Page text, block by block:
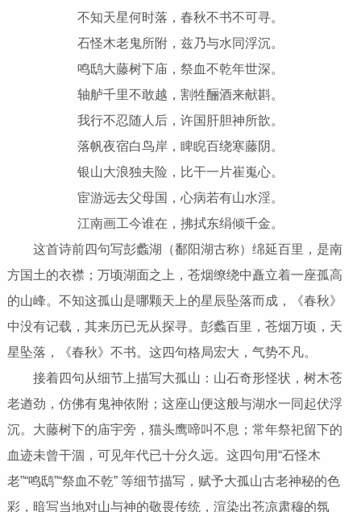
不知天星何时落，春秋不书不可寻。
石怪木老鬼所附，兹乃与水同浮沉。
鸣鸱大藤树下庙，祭血不乾年世深。
轴舻千里不敢越，割牲酾酒来献斟。
我行不忍随人后，许国肝胆神所歆。
落帆夜宿白鸟岸，睥睨百绕寒藤阴。
银山大浪独夫险，比干一片崔嵬心。
宦游远去父母国，心病若有山水淫。
江南画工今谁在，拂拭东绢倾千金。
这首诗前四句写彭蠡湖（鄱阳湖古称）绵延百里，是南
方国土的衣襟；万顷湖面之上，苍烟缭绕中矗立着一座孤高
的山峰。不知这孤山是哪颗天上的星辰坠落而成，《春秋》
中没有记载，其来历已无从探寻。彭蠡百里，苍烟万顷，天
星坠落，《春秋》不书。这四句格局宏大，气势不凡。
接着四句从细节上描写大孤山：山石奇形怪状，树木苍
老遒劲，仿佛有鬼神依附；这座山便这般与湖水一同起伏浮
沉。大藤树下的庙宇旁，猫头鹰啼叫不息；常年祭祀留下的
血迹未曾干涸，可见年代已十分久远。这四句用“石怪木
老”“鸣鸱”“祭血不乾” 等细节描写，赋予大孤山古老神秘的色
彩，暗写当地对山与神的敬畏传统，渲染出苍凉肃穆的氛